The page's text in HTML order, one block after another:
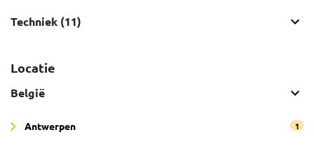
Techniek (11)
Locatie
België
Antwerpen 1